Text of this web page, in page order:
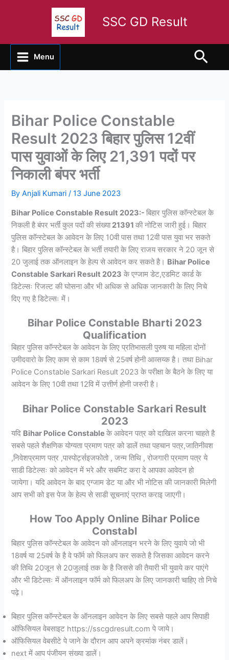
SSC GD Result
Menu
Bihar Police Constable
Result 2023 बिहार पुलिस 12वीं
पास युवाओं के लिए 21,391 पदों पर
निकाली बंपर भर्ती
ByAnjali Kumari/13 June 2023
Bihar Police Constable Result 2023:-बिहार पुलिस कॉन्स्टेबल के
निकली है बंपर भर्ती कुल पदों की संख्या21391की नोटिस जारी हुई। बिहार
पुलिस कॉन्स्टेबल के आवेदन के लिए 10वी पास तथा 12वी पास युवा भर सकते
है। बिहार पुलिस कॉन्स्टेबल के भर्ती तयारी के लिए राजय सरकार ने 20 जून से
20 जुलाई तक ऑनलाइन के हेल्प से आवेदन कर सकते है। Bihar Police
Constable Sarkari Result 2023 के एग्जाम डेट,एडमिट कार्ड के
डिटेल्सः रिजल्ट की घोसना और भी अधिक से अधिक जानकारी के लिए निचे
दिए गए है डिटेल्सः में।
Bihar Police Constable Bharti 2023
Qualification
बिहार पुलिस कॉन्स्टेबल के आवेदन के लिए प्रतिभासली पुरुष या महिला दोनों
उमीदवारो के लिए काम से काम 18वर्ष से 25वर्ष होनी आव्सय्क है। तथा Bihar
Police Constable Sarkari Result 2023 के परीक्षा के बैठने के लिए या
आवेदन के लिए 10वी तथा 12वि में उत्तीर्ण होनी जरुरी है।
Bihar Police Constable Sarkari Result
2023
यदि Bihar Police Constableके आवेदन पत्र को दाखिल करना चाहते है
सबसे पहले शैक्षणिक योग्यता प्रमाण पत्र को डालें तथा पहचान पत्र,जातिनीवश
,निवेशप्रमाण पत्र ,पास्पोर्ट्सइजफोतो , जन्म तिथि , रोजगारी प्रमाण पत्र ये
साडी डिटेल्सः को आवेदन में भरे और सबमिट करा दे आपका आवेदन हो
जायेगा। यदि आवेदन के बाद एग्जाम डेट या और भी नोटिस की जानकारी मिलेगी
आप सभी को इस पेज के हेल्प से साडी सूचनाएं प्राप्त कराइ जाएगी।
How Too Apply Online Bihar Police
Constabl
बिहार पुलिस कॉन्स्टेबल के आवेदन को ऑनलाइन भरने के लिए युवाये जो भी
18वर्ष या 25वर्ष के है वे फॉर्म को फिलअप कर सकते है जिसका आवेदन करने
की तिथि 20जून से 20जुलाई तक के है जिससे की तैयारी भी युवाये कर पाएंगे
और भी डिटेल्सः में ऑनलाइन फॉर्म को फिलअप के लिए जानकारी चाहिए तो निचे
पढ़े।
बिहार पुलिस कॉन्स्टेबल के ऑनलाइन आवेदन के लिए सबसे पहले आप सिपाही
ऑफिसियल वेबसाइट https://sscgdresult.com पे जाये।
ऑफिसियल वेबसीटे पे जाने के दौरान आप अपने क्रमांक नंबर डालें।
next में आप पंजीयन संख्या डालें।